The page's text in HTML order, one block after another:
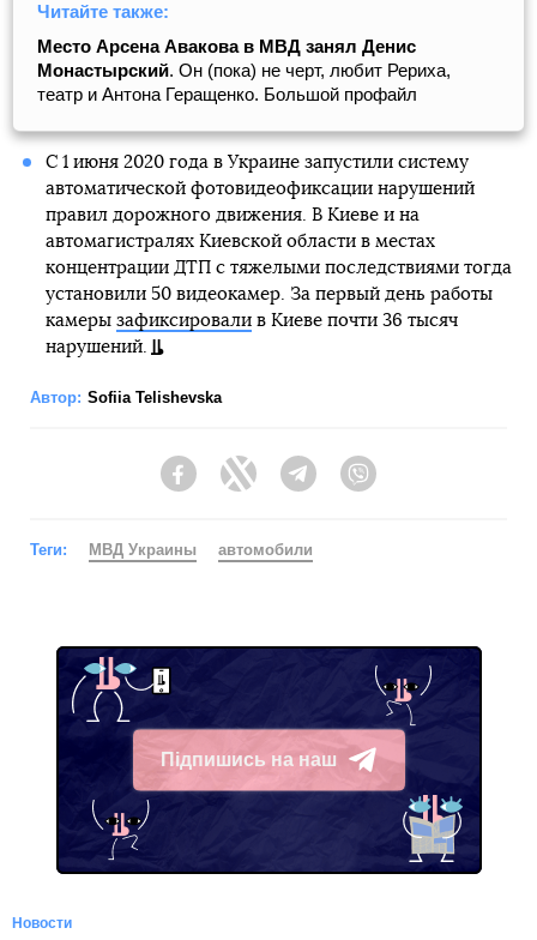
Читайте также:
Место Арсена Авакова в МВД занял Денис
Монастырский. Он (пока) не черт, любит Рериха,
театр и Антона Геращенко. Большой профайл
С 1 июня 2020 года в Украине запустили систему
автоматической фотовидеофиксации нарушений
правил дорожного движения. В Киеве и на
автомагистралях Киевской области в местах
концентрации ДТП с тяжелыми последствиями тогда
установили 50 видеокамер. За первый день работы
камеры зафиксировалив Киеве почти 36 тысяч
нарушений.
Автор: Sofiia Telishevska
FacebookTwitter Telegram
Теги: МВД Украины автомобили
Підпишись на наш
Telegram
Новости